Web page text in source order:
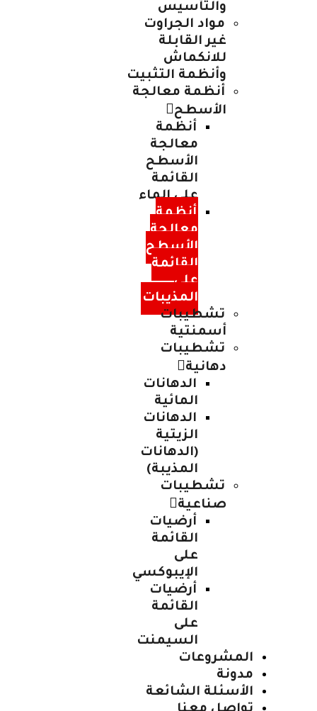
والتأسيس
مواد الجراوت
غير القابلة
للانكماش
وأنظمة التثبيت
أنظمة معالجة
الأسطح
أنظمة
معالجة
الأسطح
القائمة
على الماء
أنظمة
معالجة
الأسطح
القائمة
على
المذيبات
تشطيبات
أسمنتية
تشطيبات
دهانية
الدهانات
المائية
الدهانات
الزيتية
(الدهانات
المذيبة)
تشطيبات
صناعية
أرضيات
القائمة
على
الإيبوكسي
أرضيات
القائمة
على
السيمنت
المشروعات
مدونة
الأسئلة الشائعة